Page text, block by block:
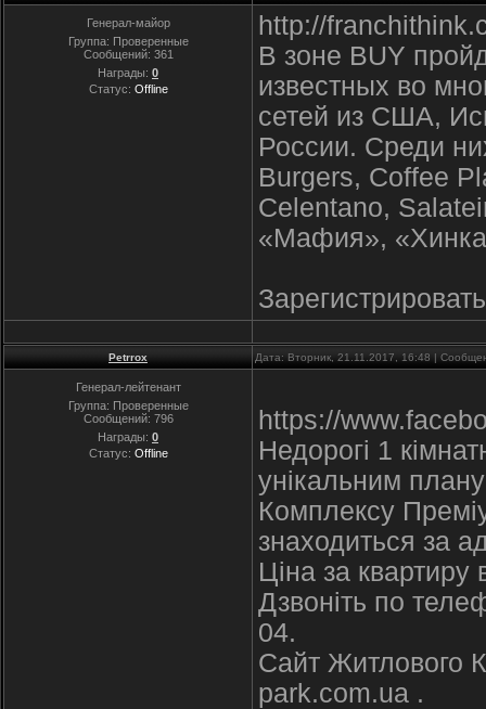
Генерал-майор
Группа: Проверенные
Сообщений: 361
Награды: 0
Статус: Offline
http://
В зоне BUY
известных во
сетей из США,
России. Среди
Burgers, Coffee
Celentano,
«Мафия»,
Petrrox Дата: Вторник, 21.11.2017, 16:48 |
Генерал-лейтенант
Группа: Проверенные
Сообщений: 796
Награды: 0
Статус: Offline
https://
Недорогі 1
унікальним
Комплексу
знаходиться за
Ціна за квартиру
Дзвоніть по
04.
Cайт Житлового
park.com.ua .